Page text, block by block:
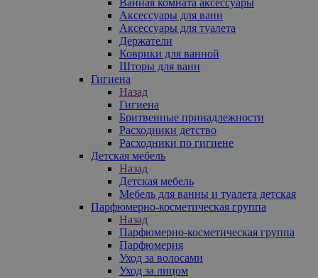
Аксессуары для ванн
Аксессуары для туалета
Держатели
Коврики для ванной
Шторы для ванн
Гигиена
Назад
Гигиена
Бритвенные принадлежности
Расходники детство
Расходники по гигиене
Детская мебель
Назад
Детская мебель
Мебель для ванны и туалета детская
Парфюмерно-косметическая группа
Назад
Парфюмерно-косметическая группа
Парфюмерия
Уход за волосами
Уход за лицом